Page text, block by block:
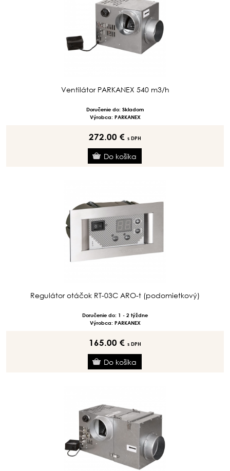
Ventilátor PARKANEX 540 m3/h
Doručenie do: Skladom
Výrobca: PARKANEX
272.00 € s DPH
Regulátor otáčok RT-03C ARO-t (podomietkový)
Doručenie do: 1 - 2 týždne
Výrobca: PARKANEX
165.00 € s DPH